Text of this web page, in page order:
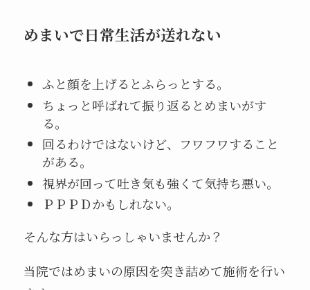
めまいで日常生活が送れない
ふと顔を上げるとふらっとする。
ちょっと呼ばれて振り返るとめまいがす
る。
回るわけではないけど、フワフワすること
がある。
視界が回って吐き気も強くて気持ち悪い。
ＰＰＰＤかもしれない。
そんな方はいらっしゃいませんか？
当院ではめまいの原因を突き詰めて施術を行い